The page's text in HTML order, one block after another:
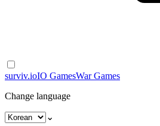
surviv.ioIO GamesWar Games
Change language
⌄